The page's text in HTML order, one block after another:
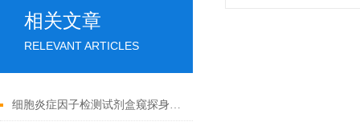
相关文章
RELEVANT ARTICLES
细胞炎症因子检测试剂盒窥探身体内部的战争